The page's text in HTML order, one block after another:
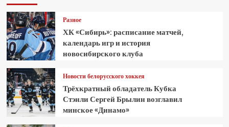
Разное
ХК «Сибирь»: расписание матчей,
календарь игр и история
новосибирского клуба
Новости белорусского хоккея
Трёхкратный обладатель Кубка
Стэнли Сергей Брылин возглавил
минское «Динамо»